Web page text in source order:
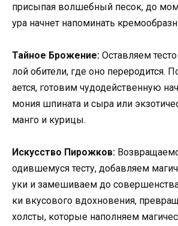
присыпая волшебный песок, до
ура начнет напоминать
Тайное Брожение: Оставляем
лой обители, где оно переродится.
ается, готовим чудодейственную
мония шпината и сыра или
манго и курицы.
Искусство Пирожков:
одившемуся тесту, добавляем
уки и замешиваем до
ки вкусового вдохновения,
холсты, которые наполняем